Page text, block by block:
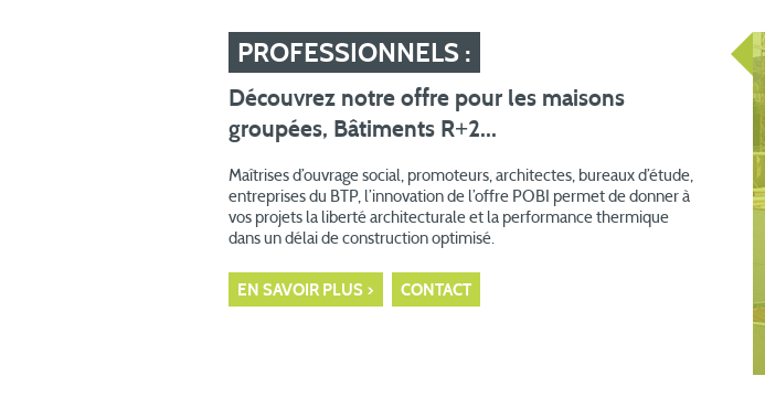
PROFESSIONNELS :
Découvrez notre offre pour les maisons
groupées, Bâtiments R+2...
Maîtrises d’ouvrage social, promoteurs, architectes, bureaux d’étude,
entreprises du BTP, l’innovation de l’offre POBI permet de donner à
vos projets la liberté architecturale et la performance thermique
dans un délai de construction optimisé.
EN SAVOIR PLUS CONTACT